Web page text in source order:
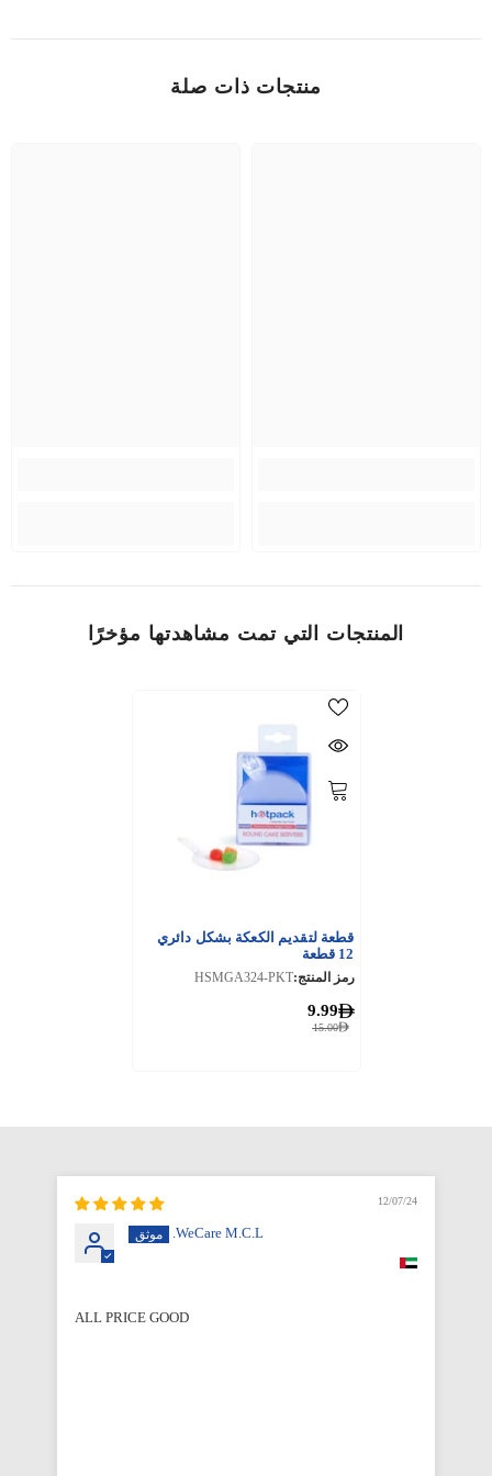
منتجات ذات صلة
المنتجات التي تمت مشاهدتها مؤخرًا
قطعة لتقديم الكعكة بشكل دائري
12 قطعة
رمز المنتج:HSMGA324-PKT
15.00
9.99
12/07/24
WeCare M.C.L.
ALL PRICE GOOD